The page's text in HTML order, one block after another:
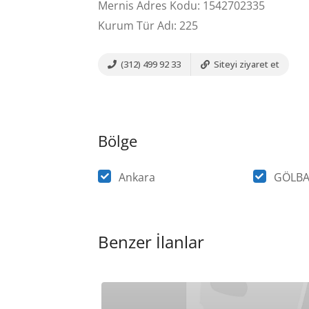
Mernis Adres Kodu: 1542702335
Kurum Tür Adı: 225
(312) 499 92 33 Siteyi ziyaret et
Bölge
Ankara
Benzer İlanlar